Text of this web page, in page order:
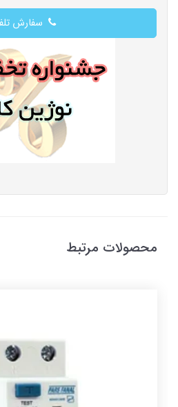
سفارش
محصولات مرتبط